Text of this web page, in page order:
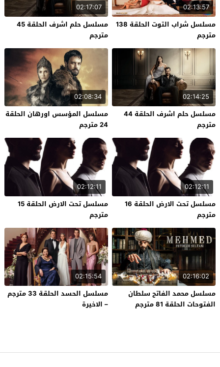
02:13:57
مسلسل شراب التوت الحلقة 138
مترجم
02:17:07
مسلسل حلم اشرف الحلقة 45
مترجم
02:14:25
مسلسل حلم اشرف الحلقة 44
مترجم
02:08:34
مسلسل المؤسس اورهان الحلقة
24 مترجم
02:12:11
مسلسل تحت الارض الحلقة 16
مترجم
02:12:11
مسلسل تحت الارض الحلقة 15
مترجم
02:16:02
مسلسل محمد الفاتح سلطان
الفتوحات الحلقة 81 مترجم
02:15:54
مسلسل الحسد الحلقة 33 مترجم
– الاخيرة